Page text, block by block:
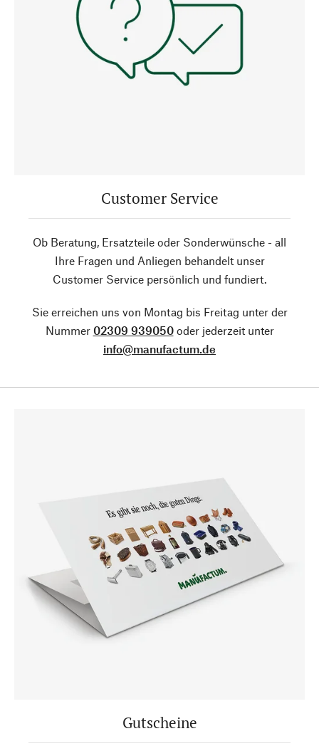
Customer Service
Ob Beratung, Ersatzteile oder Sonderwünsche - all
Ihre Fragen und Anliegen behandelt unser
Customer Service persönlich und fundiert.
Sie erreichen uns von Montag bis Freitag unter der
Nummer 02309 939050oder jederzeit unter
info@manufactum.de
Gutscheine